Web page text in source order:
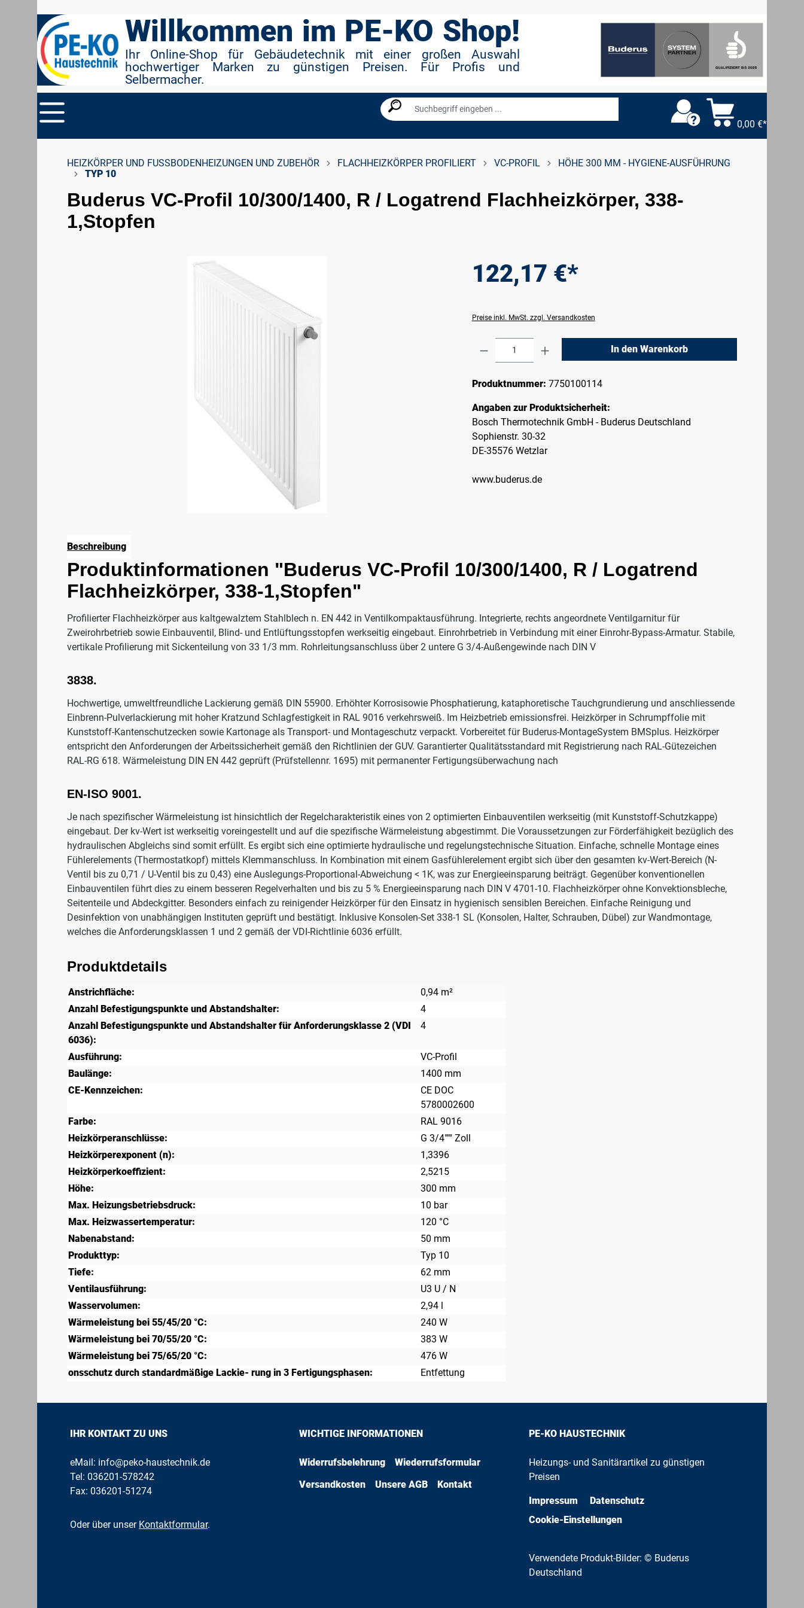
Suche springen
Willkommen im PE-KO Shop!
Ihr Online-Shop für Gebäudetechnik mit einer großen Auswahl
hochwertiger Marken zu günstigen Preisen. Für Profis und
Selbermacher.
0,00 €*
HEIZKÖRPER UND FUSSBODENHEIZUNGEN UND ZUBEHÖR FLACHHEIZKÖRPER PROFILIERT VC-PROFIL
HÖHE 300 MM - HYGIENE-AUSFÜHRUNG
TYP 10
Buderus VC-Profil 10/300/1400, R / Logatrend Flachheizkörper, 338-
1,Stopfen
122,17 €*
Preise inkl. MwSt. zzgl. Versandkosten
Produkt Anzahl: Gib den gewünschten Wert ein
In den Warenkorb
Produktnummer: 7750100114
Angaben zur Produktsicherheit:
Bosch Thermotechnik GmbH - Buderus Deutschland
Sophienstr. 30-32
DE-35576 Wetzlar
www.buderus.de
Beschreibung
Produktinformationen "Buderus VC-Profil 10/300/1400, R / Logatrend
Flachheizkörper, 338-1,Stopfen"
Profilierter Flachheizkörper aus kaltgewalztem Stahlblech n. EN 442 in Ventilkompaktausführung. Integrierte, rechts angeordnete Ventilgarnitur für
Zweirohrbetrieb sowie Einbauventil, Blind- und Entlüftungsstopfen werkseitig eingebaut. Einrohrbetrieb in Verbindung mit einer Einrohr-Bypass-Armatur. Stabile,
vertikale Profilierung mit Sickenteilung von 33 1/3 mm. Rohrleitungsanschluss über 2 untere G 3/4-Außengewinde nach DIN V
3838.
Hochwertige, umweltfreundliche Lackierung gemäß DIN 55900. Erhöhter Korrosisowie Phosphatierung, kataphoretische Tauchgrundierung und anschliessende
Einbrenn-Pulverlackierung mit hoher Kratzund Schlagfestigkeit in RAL 9016 verkehrsweiß. Im Heizbetrieb emissionsfrei. Heizkörper in Schrumpffolie mit
Kunststoff-Kantenschutzecken sowie Kartonage als Transport- und Montageschutz verpackt. Vorbereitet für Buderus-MontageSystem BMSplus. Heizkörper
entspricht den Anforderungen der Arbeitssicherheit gemäß den Richtlinien der GUV. Garantierter Qualitätsstandard mit Registrierung nach RAL-Gütezeichen
RAL-RG 618. Wärmeleistung DIN EN 442 geprüft (Prüfstellennr. 1695) mit permanenter Fertigungsüberwachung nach
EN-ISO 9001.
Je nach spezifischer Wärmeleistung ist hinsichtlich der Regelcharakteristik eines von 2 optimierten Einbauventilen werkseitig (mit Kunststoff-Schutzkappe)
eingebaut. Der kv-Wert ist werkseitig voreingestellt und auf die spezifische Wärmeleistung abgestimmt. Die Voraussetzungen zur Förderfähigkeit bezüglich des
hydraulischen Abgleichs sind somit erfüllt. Es ergibt sich eine optimierte hydraulische und regelungstechnische Situation. Einfache, schnelle Montage eines
Fühlerelements (Thermostatkopf) mittels Klemmanschluss. In Kombination mit einem Gasfühlerelement ergibt sich über den gesamten kv-Wert-Bereich (N-
Ventil bis zu 0,71 / U-Ventil bis zu 0,43) eine Auslegungs-Proportional-Abweichung < 1K, was zur Energieeinsparung beiträgt. Gegenüber konventionellen
Einbauventilen führt dies zu einem besseren Regelverhalten und bis zu 5 % Energieeinsparung nach DIN V 4701-10. Flachheizkörper ohne Konvektionsbleche,
Seitenteile und Abdeckgitter. Besonders einfach zu reinigender Heizkörper für den Einsatz in hygienisch sensiblen Bereichen. Einfache Reinigung und
Desinfektion von unabhängigen Instituten geprüft und bestätigt. Inklusive Konsolen-Set 338-1 SL (Konsolen, Halter, Schrauben, Dübel) zur Wandmontage,
welches die Anforderungsklassen 1 und 2 gemäß der VDI-Richtlinie 6036 erfüllt.
Produktdetails
Anstrichfläche:
0,94 m²
Anzahl Befestigungspunkte und Abstandshalter:
4
Anzahl Befestigungspunkte und Abstandshalter für Anforderungsklasse 2 (VDI
6036):
4
Ausführung:
VC-Profil
Baulänge:
1400 mm
CE-Kennzeichen:
CE DOC
5780002600
Farbe:
RAL 9016
Heizkörperanschlüsse:
G 3/4""" Zoll
Heizkörperexponent (n):
1,3396
Heizkörperkoeffizient:
2,5215
Höhe:
300 mm
Max. Heizungsbetriebsdruck:
10 bar
Max. Heizwassertemperatur:
120 °C
Nabenabstand:
50 mm
Produkttyp:
Typ 10
Tiefe:
62 mm
Ventilausführung:
U3 U / N
Wasservolumen:
2,94 l
Wärmeleistung bei 55/45/20 °C:
240 W
Wärmeleistung bei 70/55/20 °C:
383 W
Wärmeleistung bei 75/65/20 °C:
476 W
onsschutz durch standardmäßige Lackie- rung in 3 Fertigungsphasen:
Entfettung
IHR KONTAKT ZU UNS
eMail: info@peko-haustechnik.de
Tel:036201-578242
Fax: 036201-51274
Oder über unser Kontaktformular.
WICHTIGE INFORMATIONEN
Widerrufsbelehrung
Wiederrufsformular
Versandkosten
Unsere AGB Kontakt
PE-KO HAUSTECHNIK
Heizungs- und Sanitärartikel zu günstigen
Preisen
Impressum
Datenschutz
Cookie-Einstellungen
Verwendete Produkt-Bilder: © Buderus
Deutschland